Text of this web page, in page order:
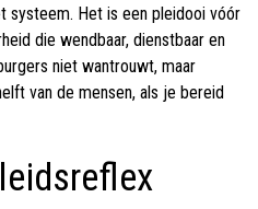
systeem. Het is een pleidooi vóór
die wendbaar, dienstbaar en
niet wantrouwt, maar
van de mensen, als je bereid